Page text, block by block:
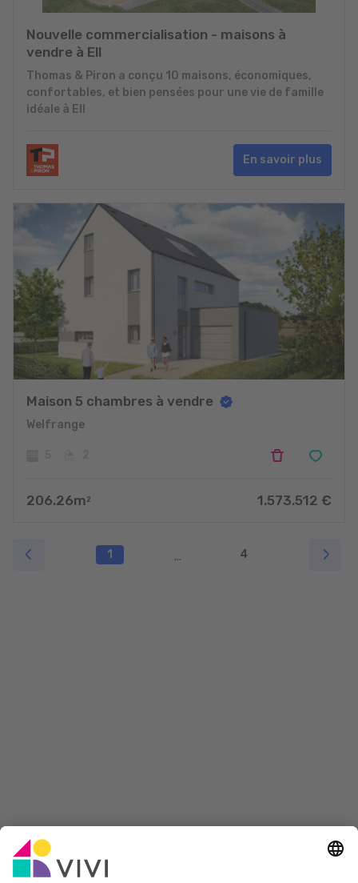
Nouvelle commercialisation - maisons à
vendre à Ell
Thomas & Piron a conçu 10 maisons, économiques,
confortables, et bien pensées pour une vie de famille
idéale à Ell
En savoir plus
Maison 5 chambres à vendre
Welfrange
206.26m 2 1.573.512 €
1 ... 4